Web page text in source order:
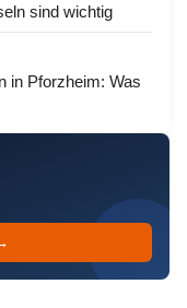
sind wichtig
in Pforzheim: Was